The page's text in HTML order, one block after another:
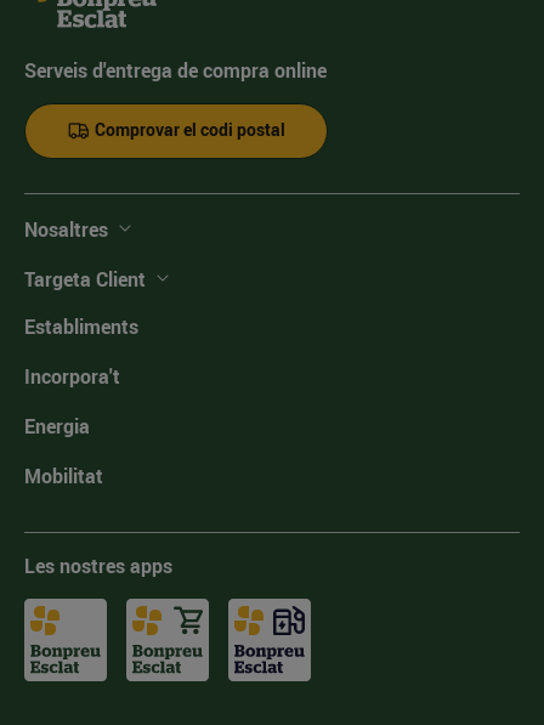
Serveis d'entrega de compra online
Comprovar el codi postal
Nosaltres
Targeta Client
Establiments
Incorpora't
Energia
Mobilitat
Les nostres apps